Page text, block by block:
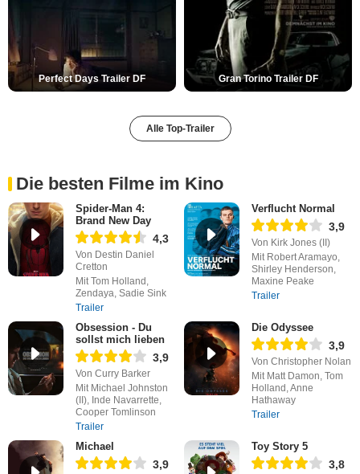
Perfect Days Trailer DF Gran Torino Trailer DF
Alle Top-Trailer
Die besten Filme im Kino
Spider-Man 4:
Brand New Day
4,3
Von Destin Daniel
Cretton
Mit Tom Holland,
Zendaya, Sadie Sink
Trailer
Verflucht Normal
3,9
Von Kirk Jones (II)
Mit Robert Aramayo,
Shirley Henderson,
Maxine Peake
Trailer
Obsession - Du
sollst mich lieben
3,9
Von Curry Barker
Mit Michael Johnston
(II), Inde Navarrette,
Cooper Tomlinson
Trailer
Die Odyssee
3,9
Von Christopher Nolan
Mit Matt Damon, Tom
Holland, Anne
Hathaway
Trailer
Michael
3,9
Toy Story 5
3,8